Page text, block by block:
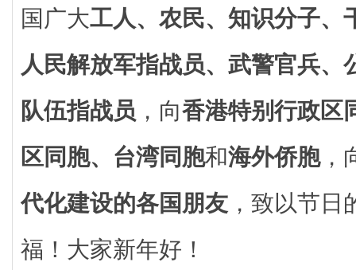
国广大工人、农民、知识分子、
人民解放军指战员、武警官兵、
队伍指战员 ，向香港特别行政区
区同胞、台湾同胞和海外侨胞，
代化建设的各国朋友 ，致以节
福！大家新年好！